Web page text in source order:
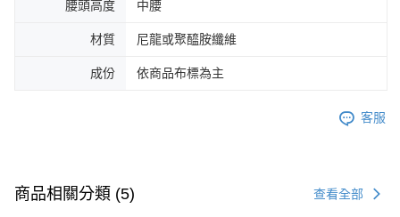
腰頭高度 中腰
材質 尼龍或聚醯胺纖維
成份 依商品布標為主
客服
商品相關分類 (5) 查看全部